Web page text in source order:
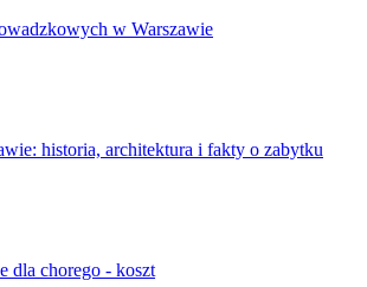
w Warszawie
historia, architektura i fakty o zabytku
dla chorego - koszt